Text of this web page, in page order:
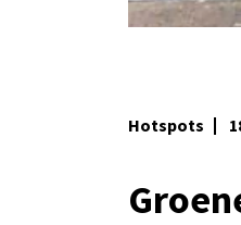
Hotspots